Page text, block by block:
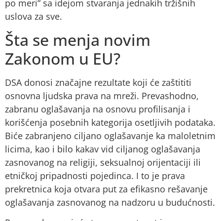
po meri“ sa idejom stvaranja jednakih tržišnih
uslova za sve.
Šta se menja novim
Zakonom u EU?
DSA donosi značajne rezultate koji će zaštititi
osnovna ljudska prava na mreži. Prevashodno,
zabranu oglašavanja na osnovu profilisanja i
korišćenja posebnih kategorija osetljivih podataka.
Biće zabranjeno ciljano oglašavanje ka maloletnim
licima, kao i bilo kakav vid ciljanog oglašavanja
zasnovanog na religiji, seksualnoj orijentaciji ili
etničkoj pripadnosti pojedinca. I to je prava
prekretnica koja otvara put za efikasno rešavanje
oglašavanja zasnovanog na nadzoru u budućnosti.